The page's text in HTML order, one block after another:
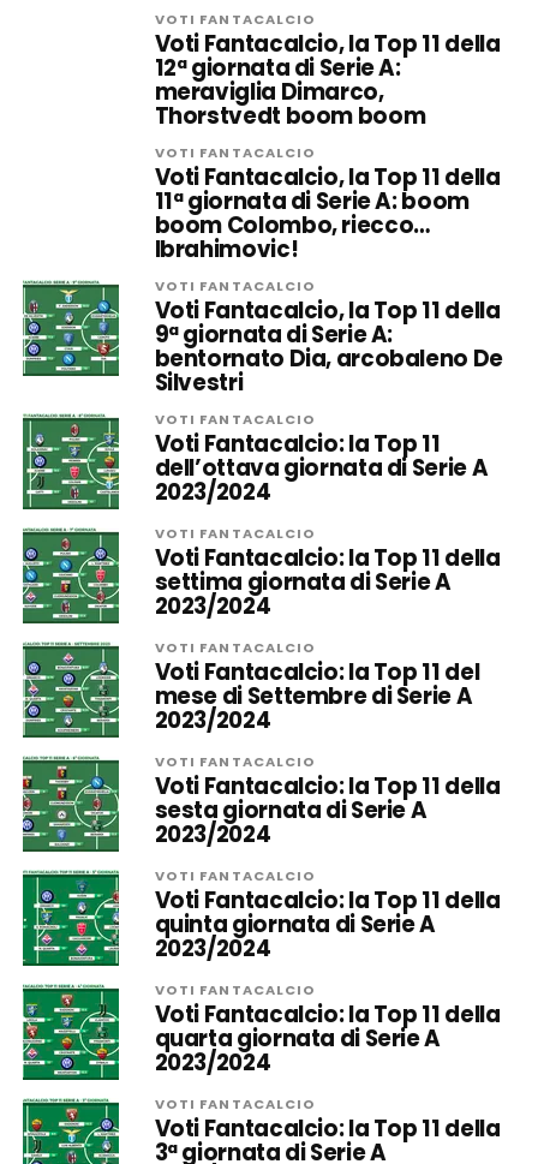
VOTI FANTACALCIO
Voti Fantacalcio, la Top 11 della
12ª giornata di Serie A:
meraviglia Dimarco,
Thorstvedt boom boom
VOTI FANTACALCIO
Voti Fantacalcio, la Top 11 della
11ª giornata di Serie A: boom
boom Colombo, riecco…
Ibrahimovic!
VOTI FANTACALCIO
Voti Fantacalcio, la Top 11 della
9ª giornata di Serie A:
bentornato Dia, arcobaleno De
Silvestri
VOTI FANTACALCIO
Voti Fantacalcio: la Top 11
dell’ottava giornata di Serie A
2023/2024
VOTI FANTACALCIO
Voti Fantacalcio: la Top 11 della
settima giornata di Serie A
2023/2024
VOTI FANTACALCIO
Voti Fantacalcio: la Top 11 del
mese di Settembre di Serie A
2023/2024
VOTI FANTACALCIO
Voti Fantacalcio: la Top 11 della
sesta giornata di Serie A
2023/2024
VOTI FANTACALCIO
Voti Fantacalcio: la Top 11 della
quinta giornata di Serie A
2023/2024
VOTI FANTACALCIO
Voti Fantacalcio: la Top 11 della
quarta giornata di Serie A
2023/2024
VOTI FANTACALCIO
Voti Fantacalcio: la Top 11 della
3ª giornata di Serie A